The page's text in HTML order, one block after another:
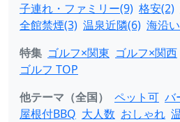
子連れ・ファミリー(9) 格安(2)
全館禁煙(3) 温泉近隣(6) 海沿
特集 ゴルフ×関東 ゴルフ×関西
ゴルフ TOP
他テーマ（全国）
ペット可 バ
屋根付BBQ 大人数 おしゃれ